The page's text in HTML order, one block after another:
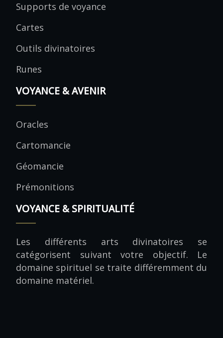
Supports de voyance
Cartes
Outils divinatoires
Runes
VOYANCE & AVENIR
Oracles
Cartomancie
Géomancie
Prémonitions
VOYANCE & SPIRITUALITÉ
Les différents arts divinatoires se
catégorisent suivant votre objectif. Le
domaine spirituel se traite différemment du
domaine matériel.